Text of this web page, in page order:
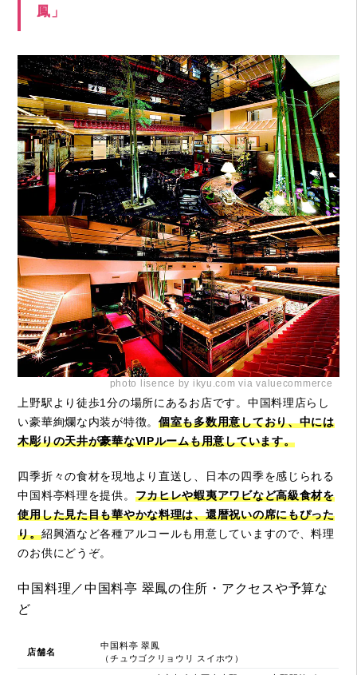
鳳」
photo lisence by ikyu.com via valuecommerce
上野駅より徒歩1分の場所にあるお店です。中国料理店らし
い豪華絢爛な内装が特徴。個室も多数用意しており、中には
木彫りの天井が豪華なVIPルームも用意しています。
四季折々の食材を現地より直送し、日本の四季を感じられる
中国料亭料理を提供。 フカヒレや蝦夷アワビなど高級食材を
使用した見た目も華やかな料理は、還暦祝いの席にもぴった
り。紹興酒など各種アルコールも用意していますので、料理
のお供にどうぞ。
中国料理／中国料亭 翠鳳の住所・アクセスや予算な
ど
店舗名
中国料亭 翠鳳
（チュウゴクリョウリ スイホウ）